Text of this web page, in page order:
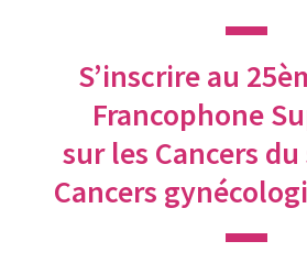
S’inscrire au
Francophone
sur les Cancers
Cancers